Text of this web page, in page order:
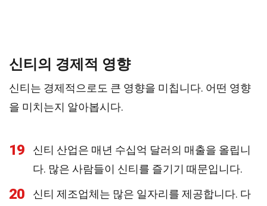
신티의 경제적 영향
신티는 경제적으로도 큰 영향을 미칩니다. 어떤 영향
을 미치는지 알아봅시다.
19
신티 산업은 매년 수십억 달러의 매출을 올립니
다. 많은 사람들이 신티를 즐기기 때문입니다.
20
신티 제조업체는 많은 일자리를 제공합니다. 다